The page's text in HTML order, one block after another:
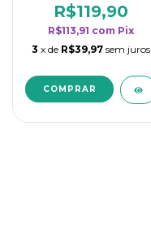
rendimento da
categoria - Flor de
Laranjeira
R$119,90
R$113,91 com Pix
3 x de R$39,97 sem juros